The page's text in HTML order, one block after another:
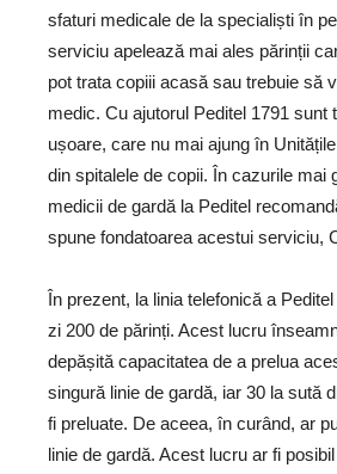
sfaturi medicale de la specialiști în
serviciu apelează mai ales părinții
pot trata copiii acasă sau trebuie să
medic. Cu ajutorul Peditel 1791 sunt
ușoare, care nu mai ajung în
din spitalele de copii. În cazurile mai
medicii de gardă la Peditel
spune fondatoarea acestui serviciu,
În prezent, la linia telefonică a
zi 200 de părinți. Acest lucru
depășită capacitatea de a prelua
singură linie de gardă, iar 30 la sută
fi preluate. De aceea, în curând, ar
linie de gardă. Acest lucru ar fi